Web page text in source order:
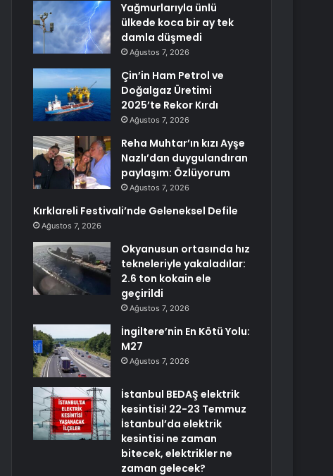
Yağmurlarıyla ünlü
ülkede koca bir ay tek
damla düşmedi
Ağustos 7, 2026
Çin’in Ham Petrol ve
Doğalgaz Üretimi
2025’te Rekor Kırdı
Ağustos 7, 2026
Reha Muhtar’ın kızı Ayşe
Nazlı’dan duygulandıran
paylaşım: Özlüyorum
Ağustos 7, 2026
Kırklareli Festivali’nde Geleneksel Defile
Ağustos 7, 2026
Okyanusun ortasında hız
tekneleriyle yakaladılar:
2.6 ton kokain ele
geçirildi
Ağustos 7, 2026
İngiltere’nin En Kötü Yolu:
M27
Ağustos 7, 2026
İstanbul BEDAŞ elektrik
kesintisi! 22-23 Temmuz
İstanbul’da elektrik
kesintisi ne zaman
bitecek, elektrikler ne
zaman gelecek?